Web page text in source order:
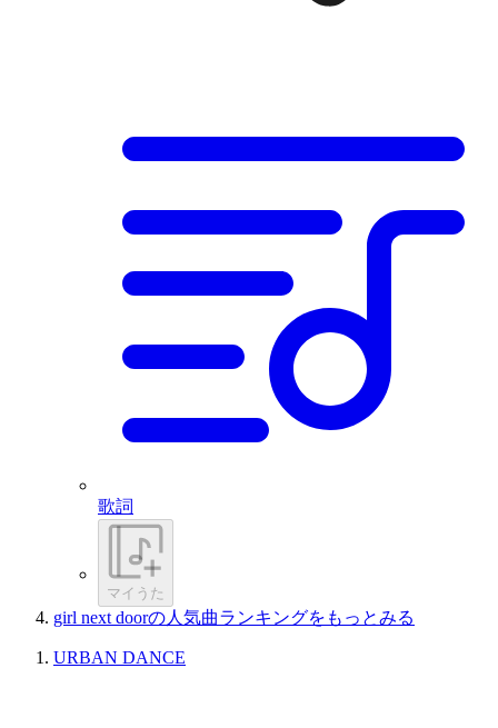
歌詞
マイうた
girl next doorの人気曲ランキングをもっとみる
URBAN DANCE